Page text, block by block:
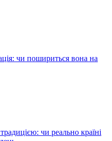
чи пошириться вона на
чи реально країні